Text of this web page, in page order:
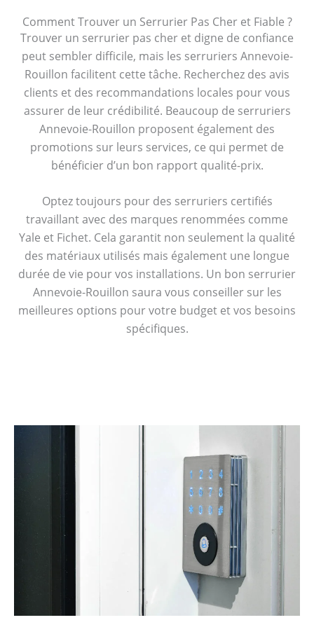
Comment Trouver un Serrurier Pas Cher et Fiable ?
Trouver un serrurier pas cher et digne de confiance
peut sembler difficile, mais les serruriers Annevoie-
Rouillon facilitent cette tâche. Recherchez des avis
clients et des recommandations locales pour vous
assurer de leur crédibilité. Beaucoup de serruriers
Annevoie-Rouillon proposent également des
promotions sur leurs services, ce qui permet de
bénéficier d’un bon rapport qualité-prix.
Optez toujours pour des serruriers certifiés
travaillant avec des marques renommées comme
Yale et Fichet. Cela garantit non seulement la qualité
des matériaux utilisés mais également une longue
durée de vie pour vos installations. Un bon serrurier
Annevoie-Rouillon saura vous conseiller sur les
meilleures options pour votre budget et vos besoins
spécifiques.